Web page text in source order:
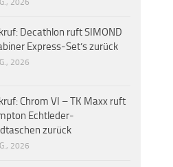
2026
Decathlon ruft SIMOND
Express-Set’s zurück
2026
Chrom VI – TK Maxx ruft
Echtleder-
zurück
2026